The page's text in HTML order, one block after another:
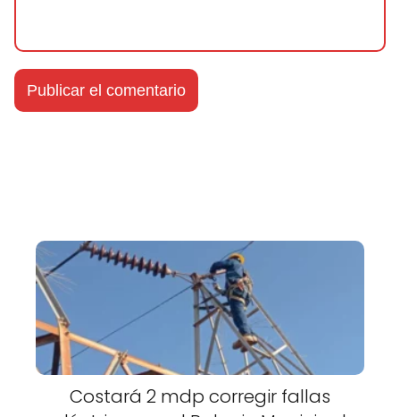
Costará 2 mdp corregir fallas